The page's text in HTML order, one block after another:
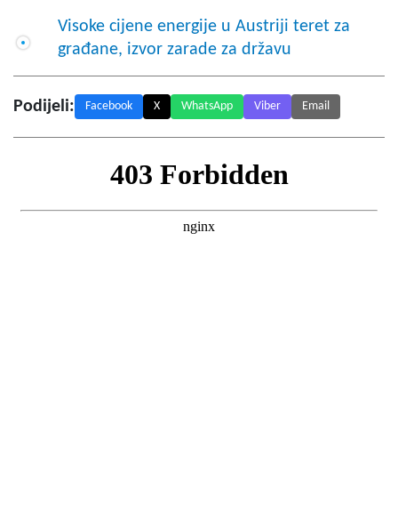
Visoke cijene energije u Austriji teret za
građane, izvor zarade za državu
Podijeli: Facebook X WhatsApp Viber Email